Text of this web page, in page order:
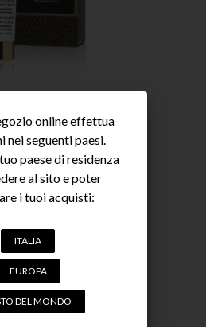
E ROSA DAMASCENA
VISO
25,90€
ACQUISTA
online effettua
nei seguenti paesi.
paese di residenza
al sito e poter
i tuoi acquisti:
ITALIA
EUROPA
DEL MONDO